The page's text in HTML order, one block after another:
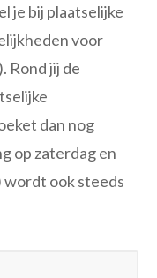
je bij plaatselijke
voor
Rond jij de
dan nog
op zaterdag en
wordt ook steeds